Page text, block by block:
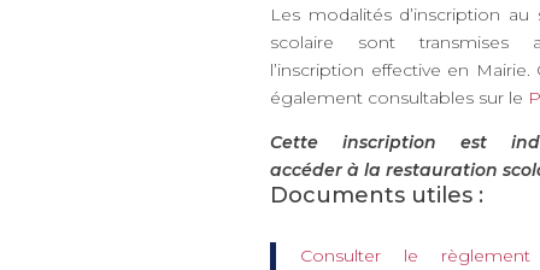
Les modalités d’inscription au
scolaire sont transmises
l’inscription effective en
également consultables sur le
Cette inscription est
accéder à la restauration
Documents utiles :
Consulter le